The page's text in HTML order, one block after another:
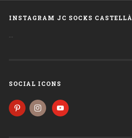
INSTAGRAM JC SOCKS CASTELLÀ
SOCIAL ICONS